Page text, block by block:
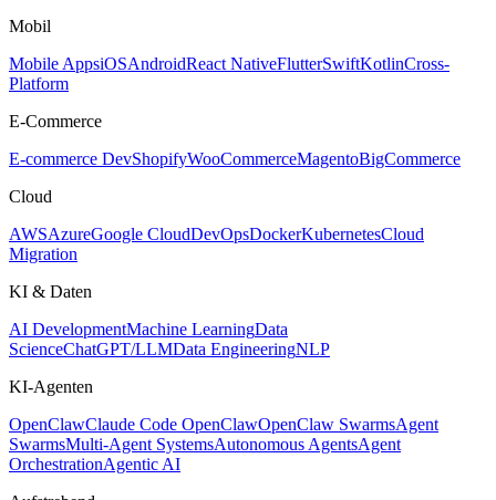
Mobil
Mobile AppsiOSAndroidReact NativeFlutterSwiftKotlinCross-
Platform
E-Commerce
E-commerce DevShopifyWooCommerceMagentoBigCommerce
Cloud
AWSAzureGoogle CloudDevOpsDockerKubernetesCloud
Migration
KI & Daten
AI DevelopmentMachine LearningData
ScienceChatGPT/LLMData EngineeringNLP
KI-Agenten
OpenClawClaude Code OpenClawOpenClaw SwarmsAgent
SwarmsMulti-Agent SystemsAutonomous AgentsAgent
OrchestrationAgentic AI